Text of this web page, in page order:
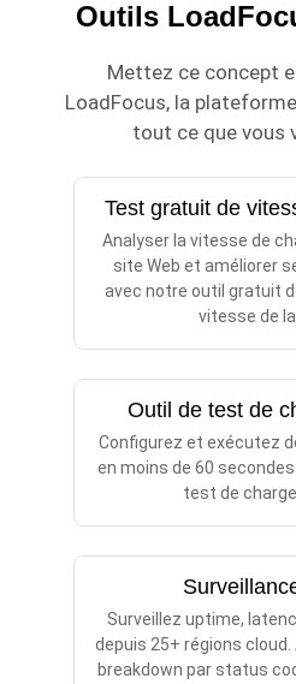
Outils
Mettez ce concept
LoadFocus, la
tout ce que vous
Test gratuit de
Analyser la vitesse de
site Web et améliorer
avec notre outil gratuit
vitesse de
Outil de test de
Configurez et exécutez
en moins de 60
test de
Surveillez uptime,
depuis 25+ régions
breakdown par status